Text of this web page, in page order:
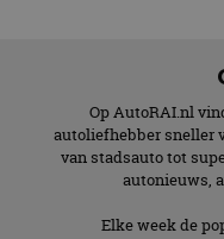
Op AutoRAI.nl
autoliefhebber sneller
van stadsauto tot
autonieuws,
Elke week de